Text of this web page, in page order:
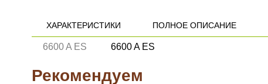
ХАРАКТЕРИСТИКИ ПОЛНОЕ ОПИСАНИЕ
Рекомендуем